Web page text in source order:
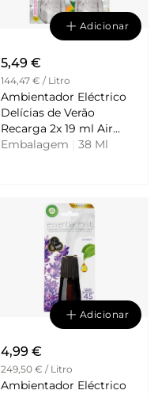
Adicionar
5,49 €
144,47 € / Litro
Ambientador Eléctrico
Delícias de Verão
Recarga 2x 19 ml Air
Wick
Embalagem 38 Ml
Adicionar
4,99 €
249,50 € / Litro
Ambientador Eléctrico